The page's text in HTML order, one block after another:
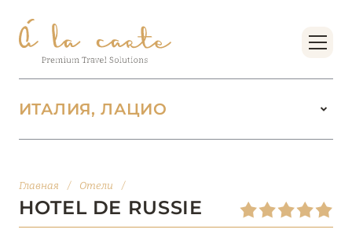
ИТАЛИЯ, ЛАЦИО
ВАЛЛЕ-Д’АОСТА
Главная / Отели /
HOTEL DE RUSSIE